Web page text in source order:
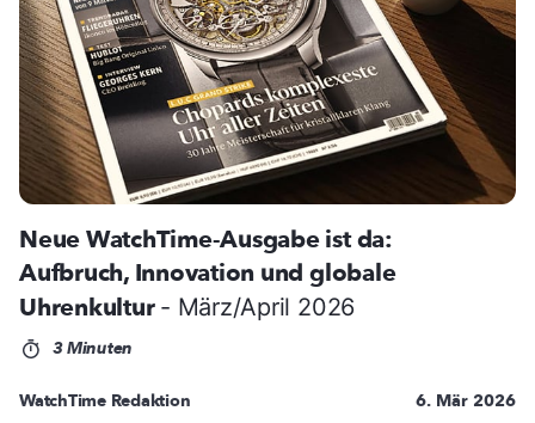
Neue WatchTime-Ausgabe ist da:
Aufbruch, Innovation und globale
Uhrenkultur - März/April 2026
3 Minuten
WatchTime Redaktion 6. Mär 2026